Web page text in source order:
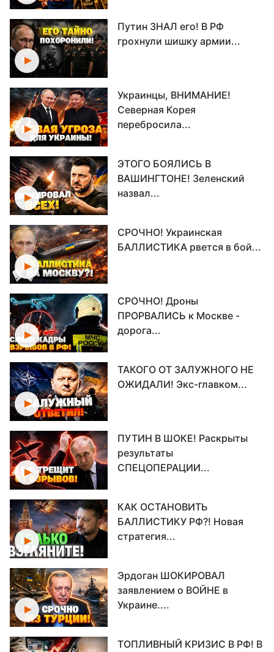
Путин ЗНАЛ его! В РФ
грохнули шишку армии...
Украинцы, ВНИМАНИЕ!
Северная Корея
перебросила...
ЭТОГО БОЯЛИСЬ В
ВАШИНГТОНЕ! Зеленский
назвал...
СРОЧНО! Украинская
БАЛЛИСТИКА рвется в бой...
СРОЧНО! Дроны
ПРОРВАЛИСЬ к Москве -
дорога...
ТАКОГО ОТ ЗАЛУЖНОГО НЕ
ОЖИДАЛИ! Экс-главком...
ПУТИН В ШОКЕ! Раскрыты
результаты
СПЕЦОПЕРАЦИИ...
КАК ОСТАНОВИТЬ
БАЛЛИСТИКУ РФ?! Новая
стратегия...
Эрдоган ШОКИРОВАЛ
заявлением о ВОЙНЕ в
Украине....
ТОПЛИВНЫЙ КРИЗИС В РФ! В